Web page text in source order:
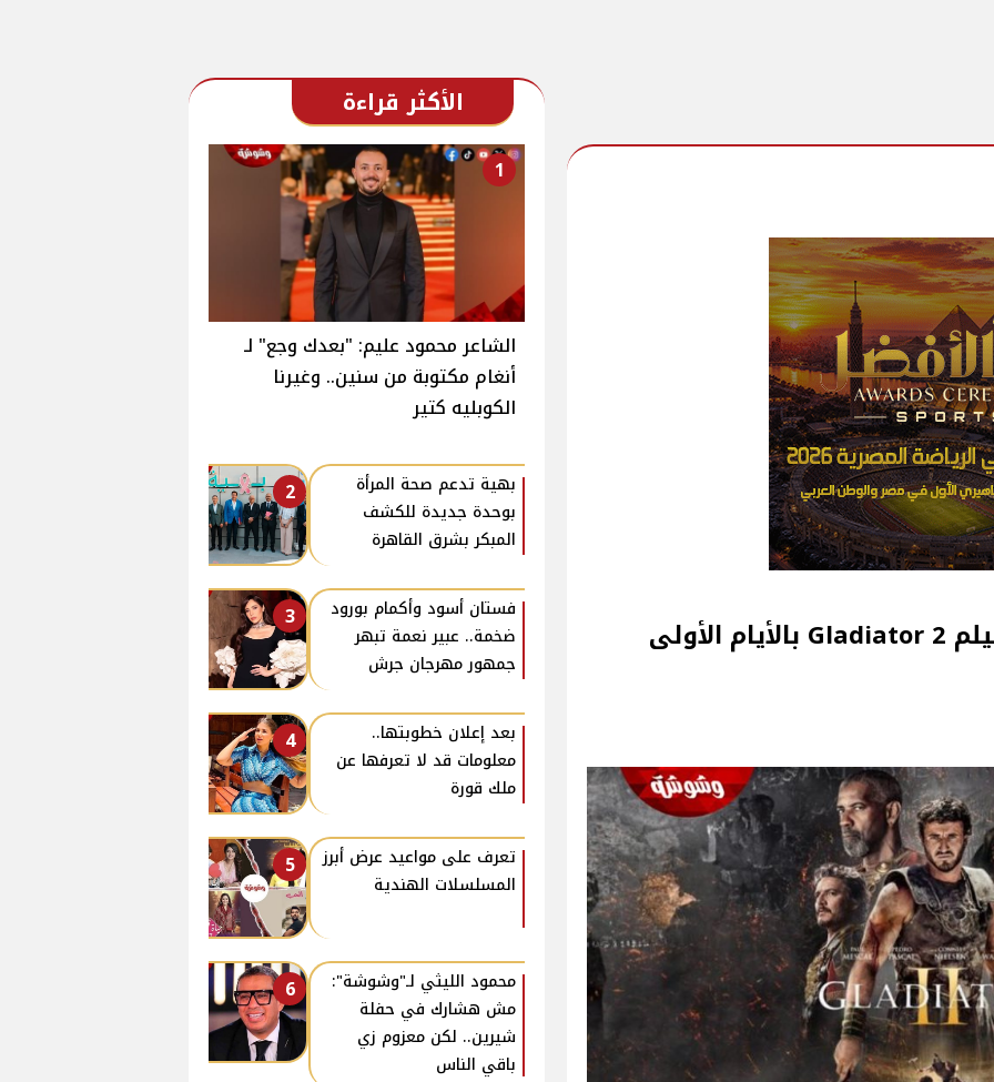
بالأرقام.. شاهد إيرادات فيلم 2 Gladiator بالأيام الأولى
الأكثر قراءة
1
الشاعر محمود عليم: "بعدك وجع" لـ
أنغام مكتوبة من سنين.. وغيرنا
الكوبليه كتير
2
بهية تدعم صحة المرأة
بوحدة جديدة للكشف
المبكر بشرق القاهرة
3
فستان أسود وأكمام بورود
ضخمة.. عبير نعمة تبهر
جمهور مهرجان جرش
4
بعد إعلان خطوبتها..
معلومات قد لا تعرفها عن
ملك قورة
5
تعرف على مواعيد عرض أبرز
المسلسلات الهندية
6
محمود الليثي لـ"وشوشة":
مش هشارك في حفلة
شيرين.. لكن معزوم زي
باقي الناس